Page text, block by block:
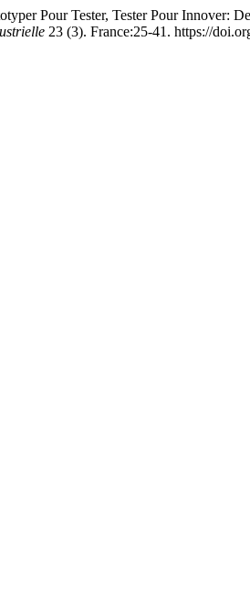
Pour Tester, Tester Pour Innover:
23 (3). France:25-41. https://